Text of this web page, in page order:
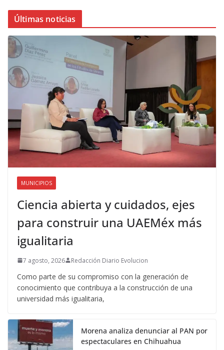
Últimas noticias
MUNICIPIOS
Ciencia abierta y cuidados, ejes
para construir una UAEMéx más
igualitaria
7 agosto, 2026 Redacción Diario Evolucion
Como parte de su compromiso con la generación de
conocimiento que contribuya a la construcción de una
universidad más igualitaria,
Morena analiza denunciar al PAN por
espectaculares en Chihuahua